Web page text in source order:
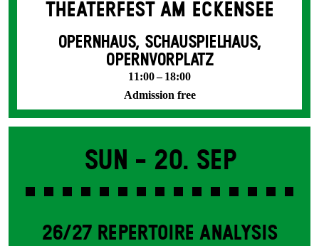
THEATERFEST AM ECKENSEE
OPERNHAUS, SCHAUSPIELHAUS,
OPERNVORPLATZ
11:00 – 18:00
Admission free
Sun - 20. Sep
26/27 REPERTOIRE ANALYSIS